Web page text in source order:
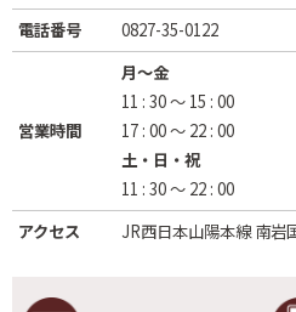
電話番号
0827-35-0122
営業時間
月～金
11 : 30 ～ 15 : 00
17 : 00 ～ 22 : 00
土・日・祝
11 : 30 ～ 22 : 00
アクセス
JR西日本山陽本線 南岩